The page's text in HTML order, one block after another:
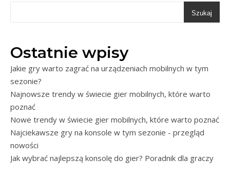
Szukaj
Ostatnie wpisy
Jakie gry warto zagrać na urządzeniach mobilnych w tym
sezonie?
Najnowsze trendy w świecie gier mobilnych, które warto
poznać
Nowe trendy w świecie gier mobilnych, które warto poznać
Najciekawsze gry na konsole w tym sezonie - przegląd
nowości
Jak wybrać najlepszą konsolę do gier? Poradnik dla graczy